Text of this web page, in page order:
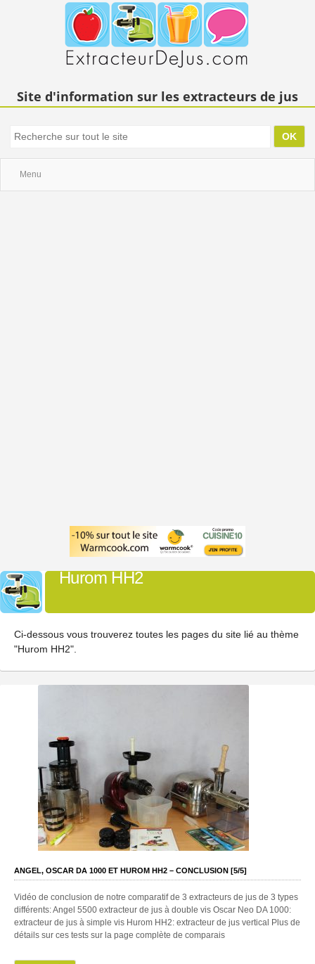
Site d'information sur les extracteurs de jus
Menu
Hurom HH2
Ci-dessous vous trouverez toutes les pages du site lié au thème
"Hurom HH2".
ANGEL, OSCAR DA 1000 ET HUROM HH2 – CONCLUSION [5/5]
Vidéo de conclusion de notre comparatif de 3 extracteurs de jus de 3 types
différents: Angel 5500 extracteur de jus à double vis Oscar Neo DA 1000:
extracteur de jus à simple vis Hurom HH2: extracteur de jus vertical Plus de
détails sur ces tests sur la page complète de comparais